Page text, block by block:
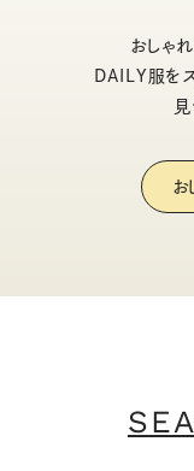
おしゃ
DAILY服を
お